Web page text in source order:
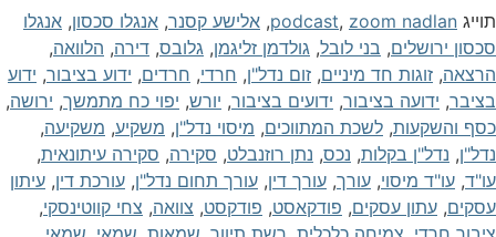
podcast,zoom nadlan
, אלישע קסנר, אנגלו סכסון, אנגלו
ירושלים, בני לובל, גולדמן זליגמן, גלובס, דירה, הלוואה,
, זוגות חד מיניים, זום נדל"ן, חרדי, חרדים, ידוע בציבור, ידוע
, ידועה בציבור, ידועים בציבור, יורש, יפוי כח מתמשך, ירושה,
והשקעות, לשכת המתווכים, מיסוי נדל"ן, משקיע, משקיעה,
, נדל"ן בקלות, נכס, נתן רוזנבלט, סקירה, סקירה עיתונאית,
, עו"ד מיסוי, עורך, עורך דין, עורך תחום נדל"ן, עורכת דין, עיתון
, עתון עסקים, פודקאסט, פודקסט, צוואה, צחי קווטינסקי,